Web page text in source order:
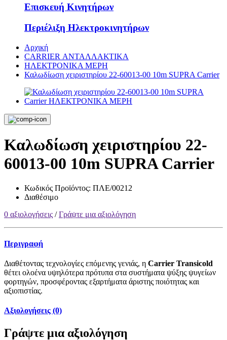
Επισκευή Κινητήρων
Περιέλιξη Ηλεκτροκινητήρων
Αρχική
CARRIER ΑΝΤΑΛΛΑΚΤΙΚΑ
ΗΛΕΚΤΡΟΝΙΚΑ ΜΕΡΗ
Καλωδίωση χειριστηρίου 22-60013-00 10m SUPRA Carrier
Καλωδίωση χειριστηρίου 22-
60013-00 10m SUPRA Carrier
Κωδικός Προϊόντος: ΠΛΕ/00212
Διαθέσιμο
0 αξιολογήσεις /Γράψτε μια αξιολόγηση
Περιγραφή
Διαθέτοντας τεχνολογίες επόμενης γενιάς, η Carrier Transicold
θέτει ολοένα υψηλότερα πρότυπα στα συστήματα ψύξης ψυγείων
φορτηγών, προσφέροντας εξαρτήματα άριστης ποιότητας και
αξιοπιστίας.
Αξιολογήσεις (0)
Γράψτε μια αξιολόγηση